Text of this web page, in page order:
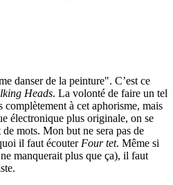
danser de la peinture". C’est ce
Heads. La volonté de faire un tel
complètement à cet aphorisme, mais
électronique plus originale, on se
mots. Mon but ne sera pas de
il faut écouterFour tet. Même si
manquerait plus que ça), il faut